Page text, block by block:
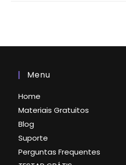
Menu
Home
Materiais Gratuitos
Blog
Suporte
Perguntas Frequentes